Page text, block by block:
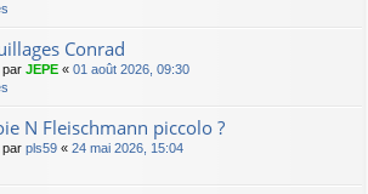
Conrad
par JEPE « 01 août 2026, 09:30
N Fleischmann piccolo ?
par pls59 « 24 mai 2026, 15:04